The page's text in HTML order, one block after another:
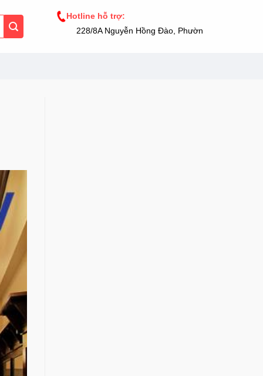
Hotline hỗ trợ:
228/8A Nguyễn Hồng Đào, Phường 14, Tân Bình,